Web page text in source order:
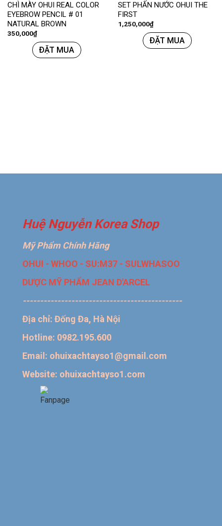
CHÌ MÀY OHUI REAL COLOR
EYEBROW PENCIL # 01
NATURAL BROWN
350,000₫
ĐẶT MUA
SET PHẤN NƯỚC OHUI THE
FIRST
1,250,000₫
ĐẶT MUA
Huệ Nguyễn Korea Shop
Mỹ Phẩm Chính Hãng
OHUI - WHOO - SU:M37 - SULWHASOO
DƯỢC MỸ PHẨM JEAN D'ARCEL
----------------------------------------------
Địa chỉ: Đống Đa, Hà Nội
Hotline: 0982.195.600
Email: ohuixachtayso1@gmail.com
Website: ohuixachtayso1.com